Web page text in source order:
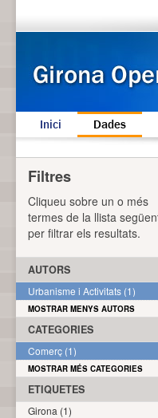
Inici Dades
Filtres
Cliqueu sobre un o més
termes de la llista
per filtrar els resultats.
AUTORS
Urbanisme i Activitats (1)
MOSTRAR MENYS AUTORS
CATEGORIES
Comerç (1)
MOSTRAR MÉS CATEGORIES
ETIQUETES
Girona (1)